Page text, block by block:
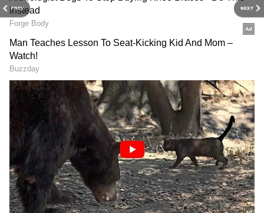
PREV NEXT
குறைவான குழந்தைகளுக்கு தனியாக
டிக்கெட் வாங்க வேண்டிய அவசியமில்லை.
பிறந்த குழந்தை முதல் 4 வயது வரை
உள்ளவர்கள் பெற்றோருடன் இலவசமாக
பயணம் செய்யலாம். இருப்பினும், இந்த
சலுகையுடன் ஒரு நிபந்தனையும்
இணைந்துள்ளது. குழந்தைக்கு தனி
இருக்கை அல்லது படுக்கை வசதி
ஒதுக்கப்படாது. பெற்றோரின்
இருக்கையிலோ அல்லது படுக்கையிலோ
உடன் பயணம் செய்ய வேண்டும்.